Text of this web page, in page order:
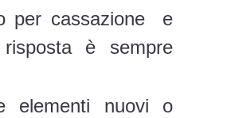
per cassazione e
è sempre
elementi nuovi o